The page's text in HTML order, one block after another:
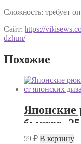
Сложность: требует
Сайт: https://
dzhun/
Похожие
Японские
быстро.
59 ₽ В корзину